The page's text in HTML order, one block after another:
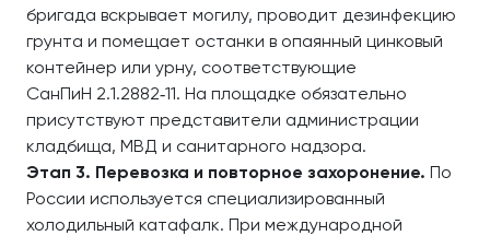
бригада вскрывает могилу, проводит дезинфекцию
грунта и помещает останки в опаянный цинковый
контейнер или урну, соответствующие
СанПиН 2.1.2882‑11. На площадке обязательно
присутствуют представители администрации
кладбища, МВД и санитарного надзора.
Этап 3. Перевозка и повторное захоронение. По
России используется специализированный
холодильный катафалк. При международной